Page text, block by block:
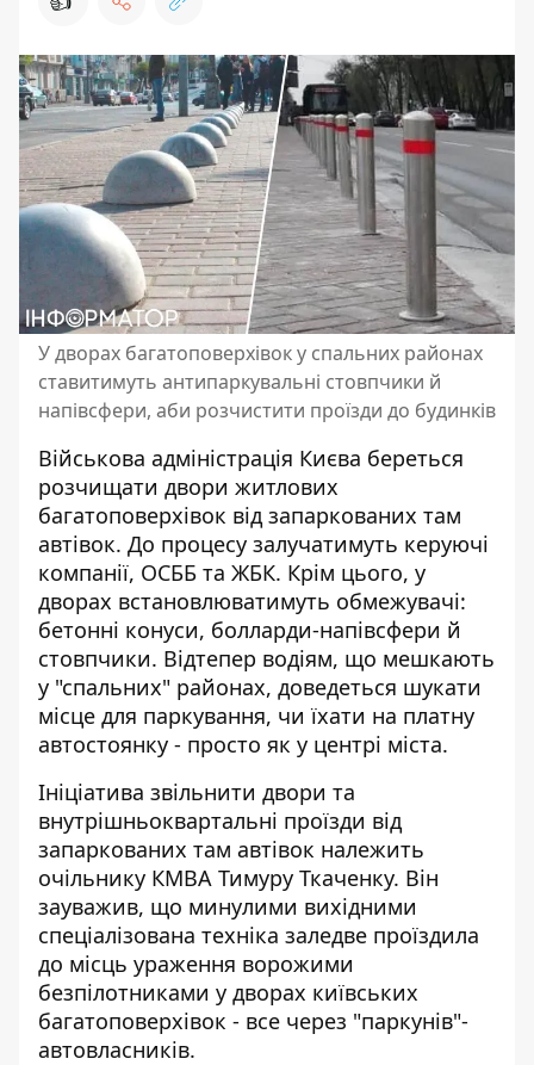
У дворах багатоповерхівок у спальних районах
ставитимуть антипаркувальні стовпчики й
напівсфери, аби розчистити проїзди до будинків
Військова адміністрація Києва береться
розчищати двори житлових
багатоповерхівок від запаркованих там
автівок. До процесу залучатимуть керуючі
компанії, ОСББ та ЖБК. Крім цього, у
дворах встановлюватимуть обмежувачі:
бетонні конуси, болларди-напівсфери й
стовпчики. Відтепер водіям, що мешкають
у "спальних" районах, доведеться шукати
місце для паркування, чи їхати на платну
автостоянку - просто як у центрі міста.
Ініціатива звільнити двори та
внутрішньоквартальні проїзди від
запаркованих там автівок належить
очільнику КМВА Тимуру Ткаченку. Він
зауважив, що минулими вихідними
спеціалізована техніка заледве проїздила
до місць ураження ворожими
безпілотниками у дворах київських
багатоповерхівок - все через "паркунів"-
автовласників.